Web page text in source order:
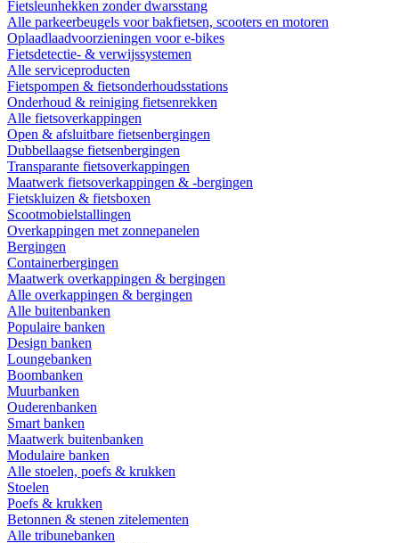
Fietsleunhekken zonder dwarsstang
Alle parkeerbeugels voor bakfietsen, scooters en motoren
Oplaadlaadvoorzieningen voor e-bikes
Fietsdetectie- & verwijssystemen
Alle serviceproducten
Fietspompen & fietsonderhoudsstations
Onderhoud & reiniging fietsenrekken
Alle fietsoverkappingen
Open & afsluitbare fietsenbergingen
Dubbellaagse fietsenbergingen
Transparante fietsoverkappingen
Maatwerk fietsoverkappingen & -bergingen
Fietskluizen & fietsboxen
Scootmobielstallingen
Overkappingen met zonnepanelen
Bergingen
Containerbergingen
Maatwerk overkappingen & bergingen
Alle overkappingen & bergingen
Alle buitenbanken
Populaire banken
Design banken
Loungebanken
Boombanken
Muurbanken
Ouderenbanken
Smart banken
Maatwerk buitenbanken
Modulaire banken
Alle stoelen, poefs & krukken
Stoelen
Poefs & krukken
Betonnen & stenen zitelementen
Alle tribunebanken